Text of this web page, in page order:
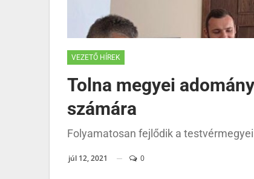
VEZETŐ HÍREK
Tolna megyei
számára
Folyamatosan fejlődik a
júl 12, 2021 0